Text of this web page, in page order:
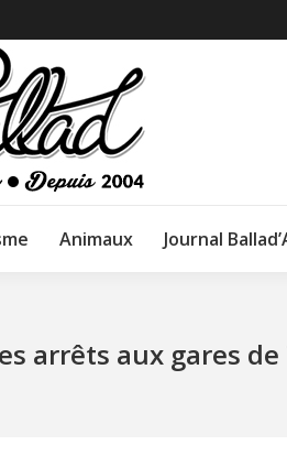
Animaux Journal
arrêts aux gares